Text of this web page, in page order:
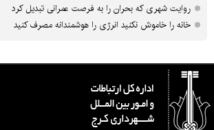
روایت شهری که بحران را به فرصت عمرانی تبدیل کرد
خانه را خاموش نکنید انرژی را هوشمندانه مصرف کنید